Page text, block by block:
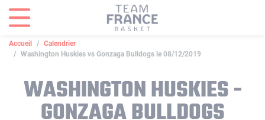
Accueil
Calendrier
Washington Huskies vs Gonzaga Bulldogs le 08/12/2019
WASHINGTON HUSKIES -
GONZAGA BULLDOGS
Panneau de gestion des cookies